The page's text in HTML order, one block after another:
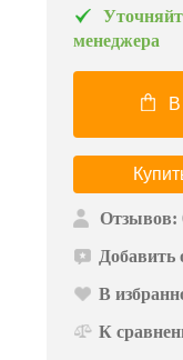
менеджера
В
Отзывов:
Добавить
В
К